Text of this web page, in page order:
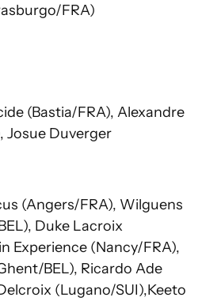
FRA)
(Bastia/FRA), Alexandre
Josue Duverger
(Angers/FRA), Wilguens
Duke Lacroix
Experience (Nancy/FRA),
BEL), Ricardo Ade
(Lugano/SUI),Keeto